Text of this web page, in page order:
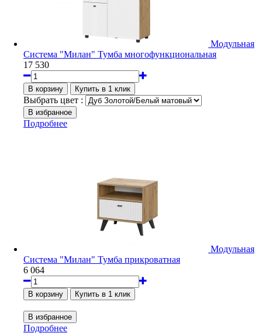
Модульная
Система "Милан" Тумба многофункциональная
17 530
Выбрать цвет :
Подробнее
Модульная
Система "Милан" Тумба прикроватная
6 064
Подробнее